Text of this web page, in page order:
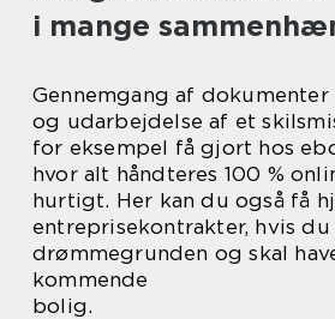
i mange
Gennemgang af
og udarbejdelse af et
for eksempel få gjort hos
hvor alt håndteres 100 %
hurtigt. Her kan du også få
entreprisekontrakter, hvis
drømmegrunden og skal
kommende
bolig.